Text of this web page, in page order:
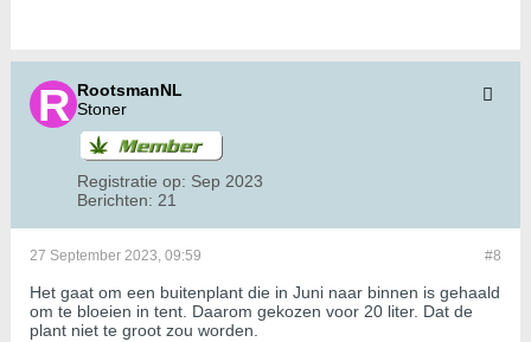
RootsmanNL
Stoner
Registratie op: Sep 2023
Berichten: 21
#8
27 September 2023, 09:59
Het gaat om een buitenplant die in Juni naar binnen is gehaald
om te bloeien in tent. Daarom gekozen voor 20 liter. Dat de
plant niet te groot zou worden.